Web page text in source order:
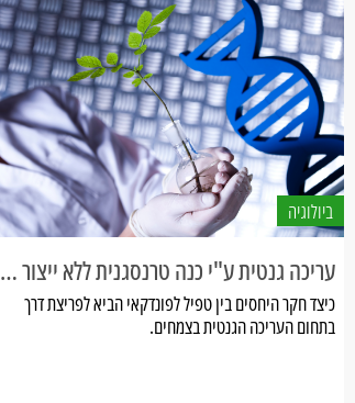
ביולוגיה
עריכה גנטית ע"י כנה טרנסגנית ללא ייצור צמחים טרנסגניים
כיצד חקר היחסים בין טפיל לפונדקאי הביא לפריצת דרך
בתחום העריכה הגנטית בצמחים.